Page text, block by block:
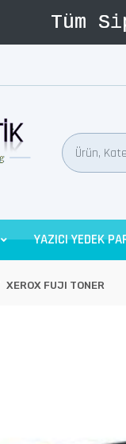
YAZICI YEDEK
XEROX FUJI TONER